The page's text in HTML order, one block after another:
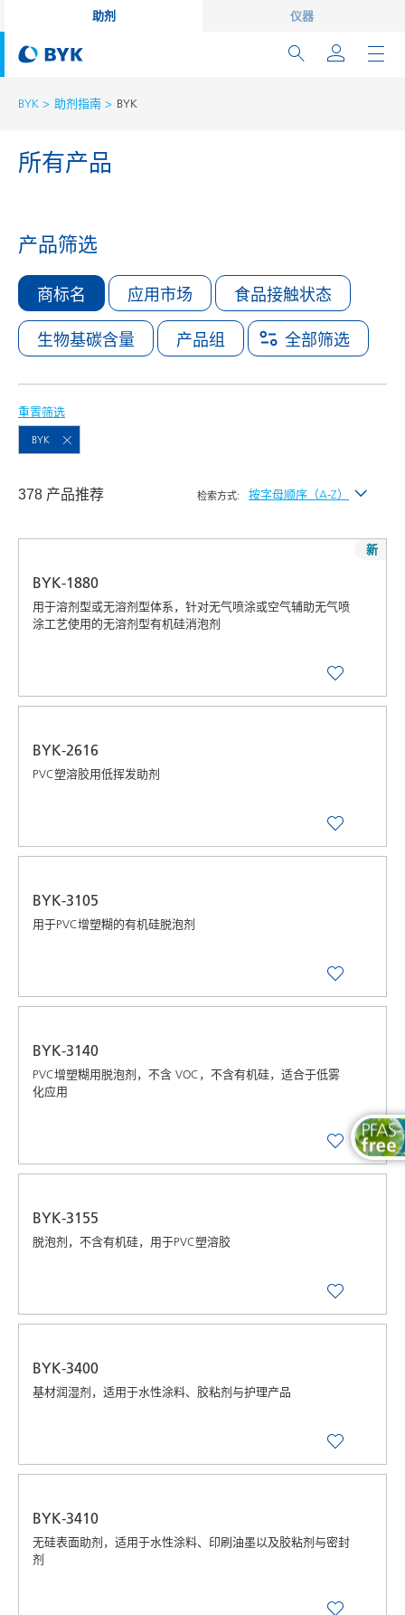
助剂 仪器
BYK 助剂指南 BYK
所有产品
产品筛选
应用市场
商标名 食品接触状态
生物基碳含量 产品组 全部筛选
重置筛选
BYK
378 产品推荐 检索方式: 按字母顺序（A-Z）
按字母顺序（A-Z）
BYK-1880
用于溶剂型或无溶剂型体系，针对无气喷涂或空气辅助无气喷
涂工艺使用的无溶剂型有机硅消泡剂
新
BYK-2616
PVC塑溶胶用低挥发助剂
BYK-3105
用于PVC增塑糊的有机硅脱泡剂
BYK-3140
PVC增塑糊用脱泡剂，不含 VOC，不含有机硅，适合于低雾
化应用
BYK-3155
脱泡剂，不含有机硅，用于PVC塑溶胶
BYK-3400
基材润湿剂，适用于水性涂料、胶粘剂与护理产品
BYK-3410
无硅表面助剂，适用于水性涂料、印刷油墨以及胶粘剂与密封
剂